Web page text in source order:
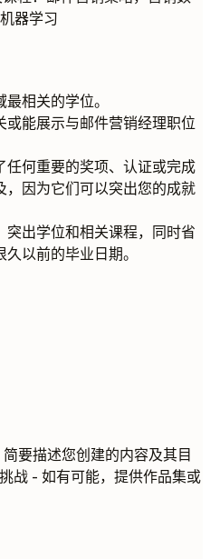
器学习
相关的学位。
或能展示与邮件营销经理职位
任何重要的奖项、认证或完成
，因为它们可以突出您的成就
出学位和相关课程，同时省
以前的毕业日期。
要描述您创建的内容及其目
战 - 如有可能，提供作品集或